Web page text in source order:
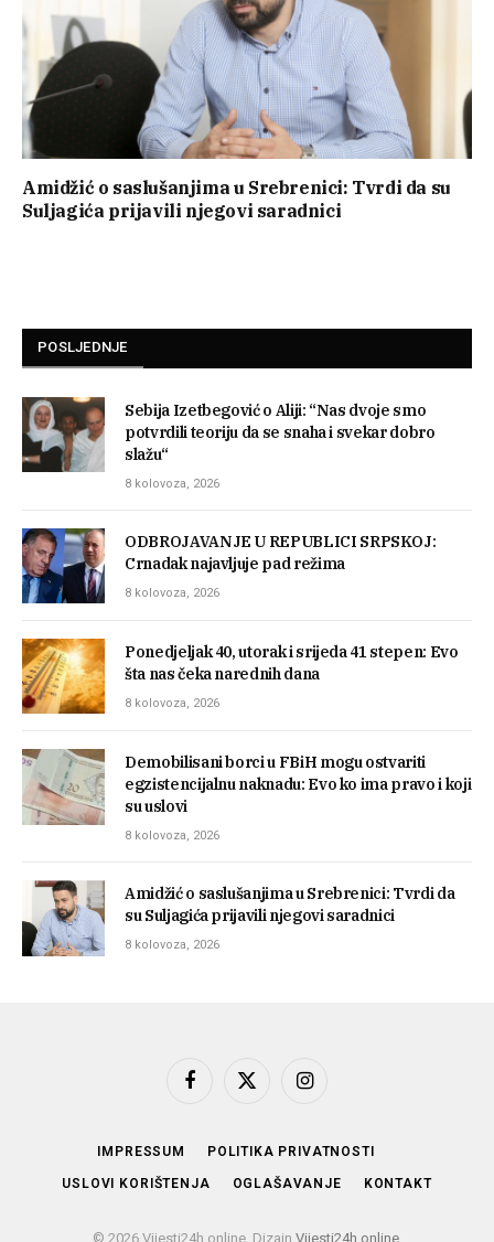
Amidžić o saslušanjima u Srebrenici: Tvrdi da su
Suljagića prijavili njegovi saradnici
POSLJEDNJE
Sebija Izetbegović o Aliji: “Nas dvoje smo
potvrdili teoriju da se snaha i svekar dobro
slažu“
8 kolovoza, 2026
ODBROJAVANJE U REPUBLICI SRPSKOJ:
Crnadak najavljuje pad režima
8 kolovoza, 2026
Ponedjeljak 40, utorak i srijeda 41 stepen: Evo
šta nas čeka narednih dana
8 kolovoza, 2026
Demobilisani borci u FBiH mogu ostvariti
egzistencijalnu naknadu: Evo ko ima pravo i koji
su uslovi
8 kolovoza, 2026
Amidžić o saslušanjima u Srebrenici: Tvrdi da
su Suljagića prijavili njegovi saradnici
8 kolovoza, 2026
Facebook
X
Instagram
IMPRESSUM POLITIKA PRIVATNOSTI
USLOVI KORIŠTENJA OGLAŠAVANJE KONTAKT
© 2026 Vijesti24h.online. Dizajn Vijesti24h.online.